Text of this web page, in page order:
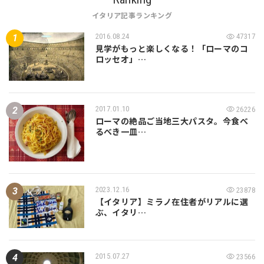
イタリア記事ランキング
2016.08.24 47317
見学がもっと楽しくなる！「ローマのコ
ロッセオ」…
2017.01.10 26226
ローマの絶品ご当地三大パスタ。今食べ
るべき一皿…
2023.12.16 23878
【イタリア】ミラノ在住者がリアルに選
ぶ、イタリ…
2015.07.27 23566